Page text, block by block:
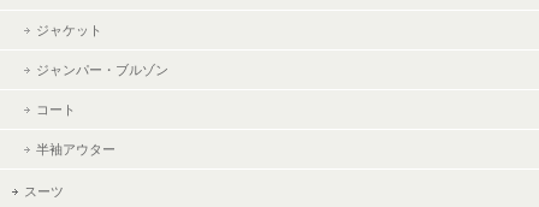
ジャケット
ジャンパー・ブルゾン
コート
半袖アウター
スーツ